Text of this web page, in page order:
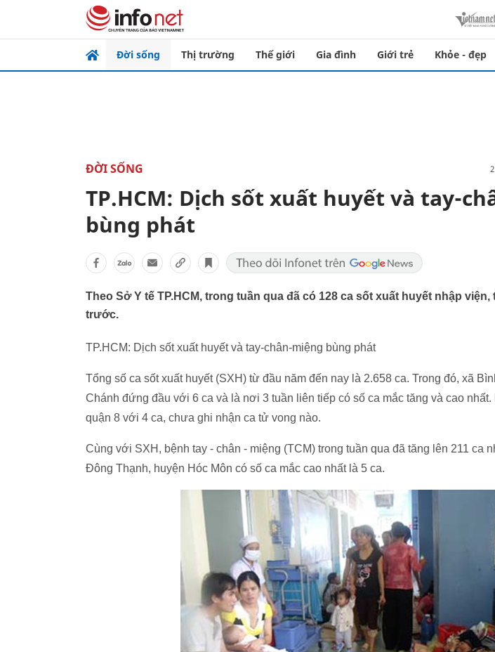
Đời sống Thị trường Thế giới Gia đình Giới trẻ Khỏe - đẹp
ĐỜI SỐNG
TP.HCM: Dịch sốt xuất huyết và tay-
bùng phát
Theo Sở Y tế TP.HCM, trong tuần qua đã có 128 ca sốt xuất huyết nhập
trước.
TP.HCM: Dịch sốt xuất huyết và tay-chân-miệng bùng phát
Tổng số ca sốt xuất huyết (SXH) từ đầu năm đến nay là 2.658 ca. Trong đó, xã
Chánh đứng đầu với 6 ca và là nơi 3 tuần liên tiếp có số ca mắc tăng và cao
quận 8 với 4 ca, chưa ghi nhận ca tử vong nào.
Cùng với SXH, bệnh tay - chân - miệng (TCM) trong tuần qua đã tăng lên 211 ca
Đông Thạnh, huyện Hóc Môn có số ca mắc cao nhất là 5 ca.